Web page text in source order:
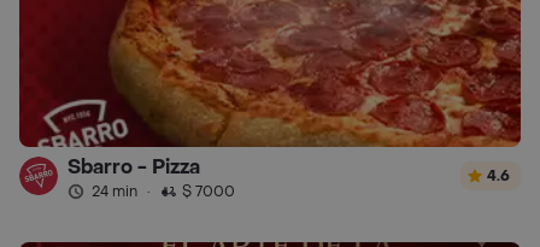
Sbarro - Pizza
24 min · $ 7000
4.6